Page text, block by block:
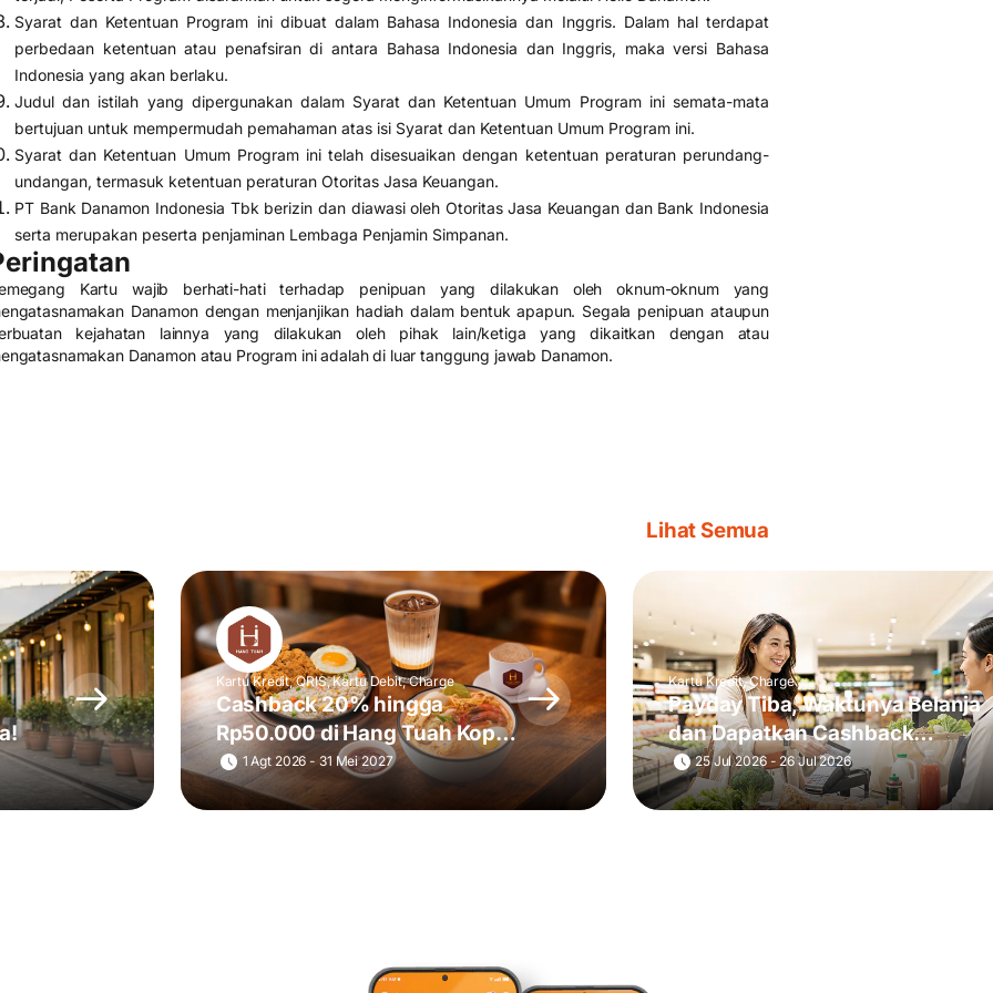
Syarat dan Ketentuan Program ini dibuat dalam Bahasa Indonesia dan Inggris. Dalam hal terdapat
perbedaan ketentuan atau penafsiran di antara Bahasa Indonesia dan Inggris, maka versi Bahasa
Indonesia yang akan berlaku.
Judul dan istilah yang dipergunakan dalam Syarat dan Ketentuan Umum Program ini semata-mata
bertujuan untuk mempermudah pemahaman atas isi Syarat dan Ketentuan Umum Program ini.
Syarat dan Ketentuan Umum Program ini telah disesuaikan dengan ketentuan peraturan perundang-
undangan, termasuk ketentuan peraturan Otoritas Jasa Keuangan.
PT Bank Danamon Indonesia Tbk berizin dan diawasi oleh Otoritas Jasa Keuangan dan Bank Indonesia
serta merupakan peserta penjaminan Lembaga Penjamin Simpanan.
Kartu wajib berhati-hati terhadap penipuan yang dilakukan oleh oknum-oknum yang
Danamon dengan menjanjikan hadiah dalam bentuk apapun. Segala penipuan ataupun
kejahatan lainnya yang dilakukan oleh pihak lain/ketiga yang dikaitkan dengan atau
Danamon atau Program ini adalah di luar tanggung jawab Danamon.
Lihat Semua
Kartu Kredit, QRIS, Kartu Debit, Charge
Cashback 20% hingga
Rp50.000 di Hang Tuah Kopi
& Toastery
1 Agt 2026 - 31 Mei 2027
Kartu Kredit, Charge
Payday Tiba, Waktunya Belanja
dan Dapatkan Cashback
Rp150.000
25 Jul 2026 - 26 Jul 2026